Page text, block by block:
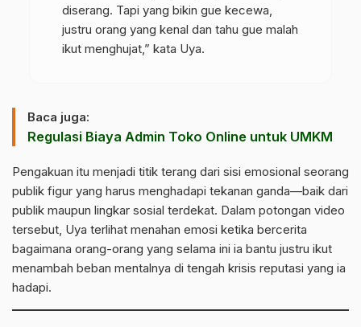
diserang. Tapi yang bikin gue kecewa,
justru orang yang kenal dan tahu gue malah
ikut menghujat,” kata Uya.
Baca juga:
Regulasi Biaya Admin Toko Online untuk UMKM
Pengakuan itu menjadi titik terang dari sisi emosional seorang
publik figur yang harus menghadapi tekanan ganda—baik dari
publik maupun lingkar sosial terdekat. Dalam potongan video
tersebut, Uya terlihat menahan emosi ketika bercerita
bagaimana orang-orang yang selama ini ia bantu justru ikut
menambah beban mentalnya di tengah krisis reputasi yang ia
hadapi.